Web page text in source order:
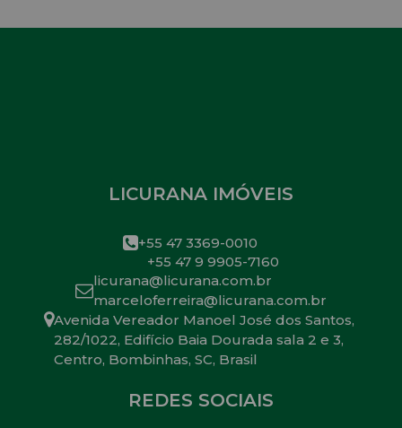
LICURANA IMÓVEIS
+55 47 3369-0010
+55 47 9 9905-7160
licurana@licurana.com.br
marceloferreira@licurana.com.br
Avenida Vereador Manoel José dos Santos,
282/1022, Edifício Baia Dourada sala 2 e 3,
Centro, Bombinhas, SC, Brasil
REDES SOCIAIS